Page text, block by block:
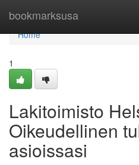
bookmarksusa
Home
Home
1
Lakitoimisto
Oikeudellinen
asioissasi